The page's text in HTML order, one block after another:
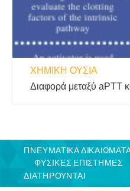
ΧΗΜΙΚΉ ΟΥΣΊΑ
Διαφορά μεταξύ aPTT
ΠΝΕΥΜΑΤΙΚΑ
ΦΥΣΙΚΈΣ ΕΠΙΣΤΉΜΕΣ
ΔΙΑΤΗΡΟΥΝΤΑΙ